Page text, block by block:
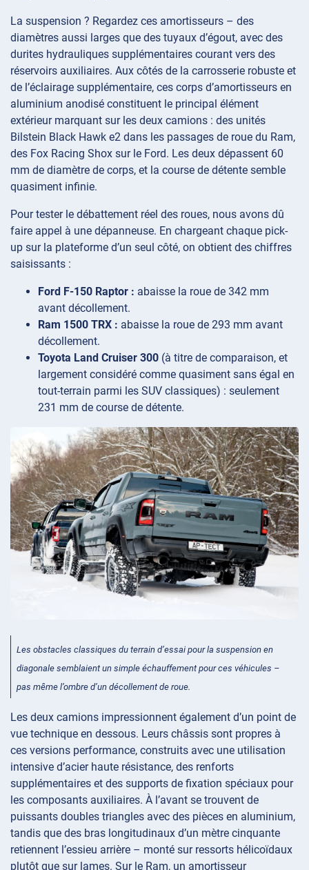
La suspension ? Regardez ces amortisseurs – des
diamètres aussi larges que des tuyaux d’égout, avec des
durites hydrauliques supplémentaires courant vers des
réservoirs auxiliaires. Aux côtés de la carrosserie robuste et
de l’éclairage supplémentaire, ces corps d’amortisseurs en
aluminium anodisé constituent le principal élément
extérieur marquant sur les deux camions : des unités
Bilstein Black Hawk e2 dans les passages de roue du Ram,
des Fox Racing Shox sur le Ford. Les deux dépassent 60
mm de diamètre de corps, et la course de détente semble
quasiment infinie.
Pour tester le débattement réel des roues, nous avons dû
faire appel à une dépanneuse. En chargeant chaque pick-
up sur la plateforme d’un seul côté, on obtient des chiffres
saisissants :
Ford F-150 Raptor : abaisse la roue de 342 mm
avant décollement.
Ram 1500 TRX : abaisse la roue de 293 mm avant
décollement.
Toyota Land Cruiser 300 (à titre de comparaison, et
largement considéré comme quasiment sans égal en
tout-terrain parmi les SUV classiques) : seulement
231 mm de course de détente.
Les obstacles classiques du terrain d’essai pour la suspension en
diagonale semblaient un simple échauffement pour ces véhicules –
pas même l’ombre d’un décollement de roue.
Les deux camions impressionnent également d’un point de
vue technique en dessous. Leurs châssis sont propres à
ces versions performance, construits avec une utilisation
intensive d’acier haute résistance, des renforts
supplémentaires et des supports de fixation spéciaux pour
les composants auxiliaires. À l’avant se trouvent de
puissants doubles triangles avec des pièces en aluminium,
tandis que des bras longitudinaux d’un mètre cinquante
retiennent l’essieu arrière – monté sur ressorts hélicoïdaux
plutôt que sur lames. Sur le Ram, un amortisseur